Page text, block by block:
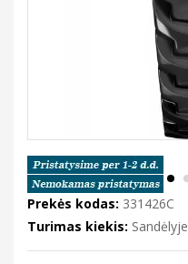
Prekės kodas: 331426C
Turimas kiekis: Sandėlyje